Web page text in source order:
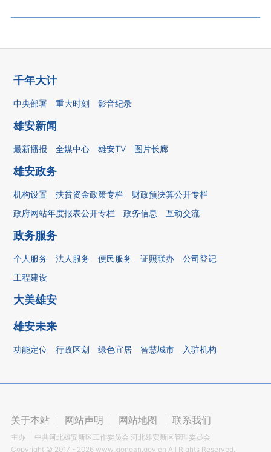
千年大计
中央部署 重大时刻 影音纪录
雄安新闻
最新播报 全媒中心 雄安TV 图片长廊
雄安政务
机构设置 扶贫资金政策专栏
财政预决算公开专栏
政府网站年度报表公开专栏
政务信息 互动交流
政务服务
个人服务 法人服务 便民服务 证照联办
公司登记
工程建设
大美雄安
雄安未来
功能定位 行政区划 绿色宜居 智慧城市 入驻机构
关于本站 网站声明 网站地图 联系我们
主办
中共河北雄安新区工作委员会 河北雄安新区管理委员会
Copyright © 2017 - 2026 www.xiongan.gov.cn All Rights Reserved.